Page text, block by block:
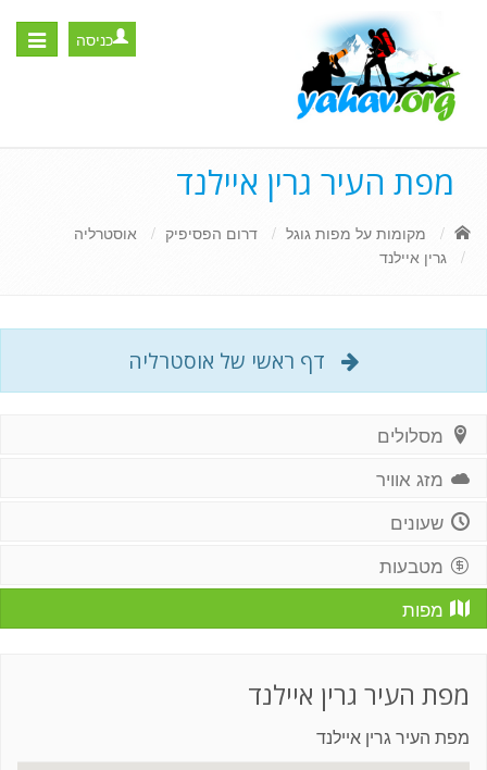
Toggle
כניסה
מפת העיר גרין איילנד
מקומות על מפות גוגל דרום הפסיפיק
אוסטרליה
גרין איילנד
דף ראשי של אוסטרליה
מסלולים
מזג אוויר
שעונים
מטבעות
מפות
מפת העיר גרין איילנד
מפת העיר גרין איילנד